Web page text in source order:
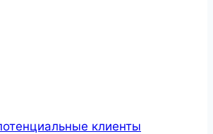
клиенты